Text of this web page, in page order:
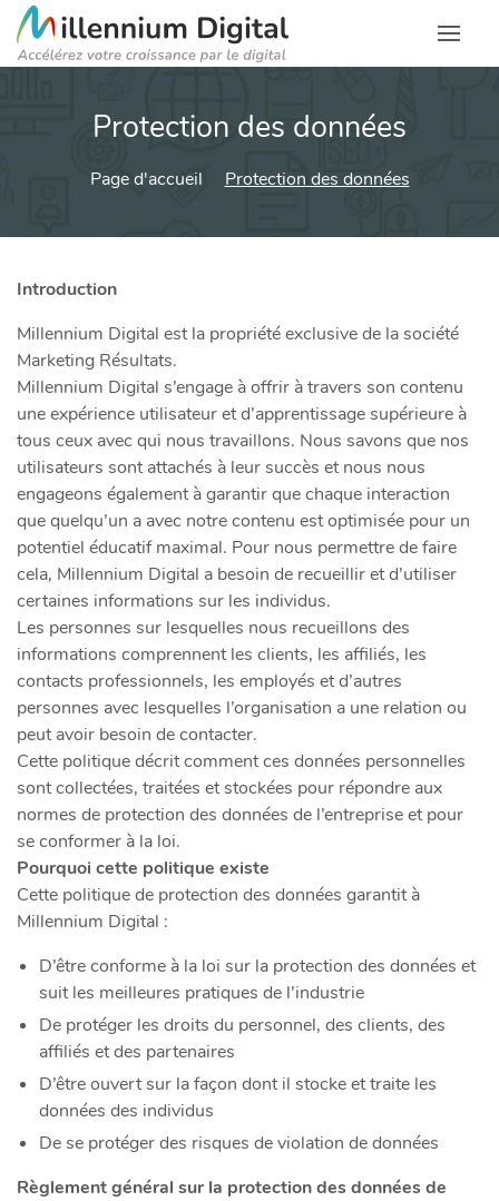
Protection des données
Page d'accueil Protection des données
Introduction
Millennium Digital est la propriété exclusive de la société
Marketing Résultats.
Millennium Digital s’engage à offrir à travers son contenu
une expérience utilisateur et d’apprentissage supérieure à
tous ceux avec qui nous travaillons. Nous savons que nos
utilisateurs sont attachés à leur succès et nous nous
engageons également à garantir que chaque interaction
que quelqu’un a avec notre contenu est optimisée pour un
potentiel éducatif maximal. Pour nous permettre de faire
cela, Millennium Digital a besoin de recueillir et d’utiliser
certaines informations sur les individus.
Les personnes sur lesquelles nous recueillons des
informations comprennent les clients, les affiliés, les
contacts professionnels, les employés et d’autres
personnes avec lesquelles l’organisation a une relation ou
peut avoir besoin de contacter.
Cette politique décrit comment ces données personnelles
sont collectées, traitées et stockées pour répondre aux
normes de protection des données de l’entreprise et pour
se conformer à la loi.
Pourquoi cette politique existe
Cette politique de protection des données garantit à
Millennium Digital :
D’être conforme à la loi sur la protection des données et
suit les meilleures pratiques de l’industrie
De protéger les droits du personnel, des clients, des
affiliés et des partenaires
D’être ouvert sur la façon dont il stocke et traite les
données des individus
De se protéger des risques de violation de données
Règlement général sur la protection des données de